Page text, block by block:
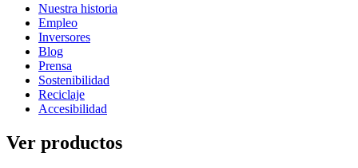
Nuestra historia
Empleo
Inversores
Blog
Prensa
Sostenibilidad
Reciclaje
Accesibilidad
Ver productos